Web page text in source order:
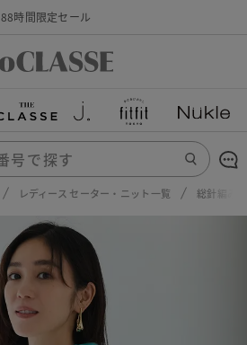
88時間限定セール
レディース セーター・ニット一覧 総針編み